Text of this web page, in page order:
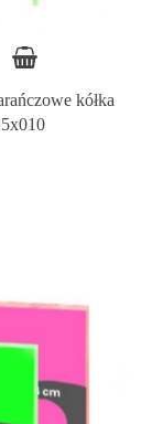
kółka